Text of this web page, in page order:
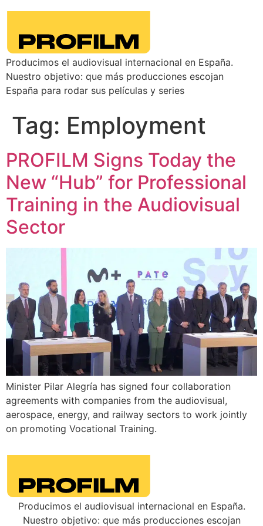
Producimos el audiovisual internacional en España.
Nuestro objetivo: que más producciones escojan
España para rodar sus películas y series
Tag: Employment
PROFILM Signs Today the
New “Hub” for Professional
Training in the Audiovisual
Sector
Minister Pilar Alegría has signed four collaboration
agreements with companies from the audiovisual,
aerospace, energy, and railway sectors to work jointly
on promoting Vocational Training.
Producimos el audiovisual internacional en España.
Nuestro objetivo: que más producciones escojan